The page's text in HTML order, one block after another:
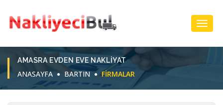
AMASRA EVDEN EVE NAKLIYAT
ANASAYFA BARTIN FIRMALAR